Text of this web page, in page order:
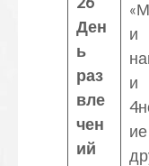
Ден
ь
раз
вле
чен
ий
и
и
ие